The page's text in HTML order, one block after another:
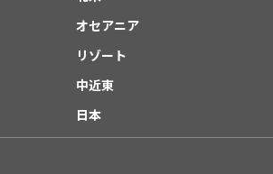
オセアニア
リゾート
中近東
日本